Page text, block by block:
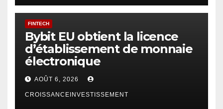
FINTECH
Bybit EU obtient la licence
d’établissement de monnaie
électronique
AOÛT 6, 2026
CROISSANCEINVESTISSEMENT